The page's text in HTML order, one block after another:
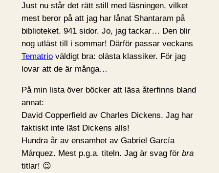
Just nu står det rätt still med läsningen, vilket
mest beror på att jag har lånat Shantaram på
biblioteket. 941 sidor. Jo, jag tackar… Den blir
nog utläst till i sommar! Därför passar veckans
Tematrioväldigt bra: olästa klassiker. För jag
lovar att de är många…
På min lista över böcker att läsa återfinns bland
annat:
David Copperfield av Charles Dickens. Jag har
faktiskt inte läst Dickens alls!
Hundra år av ensamhet av Gabriel García
Márquez. Mest p.g.a. titeln. Jag är svag för bra
titlar! 😉